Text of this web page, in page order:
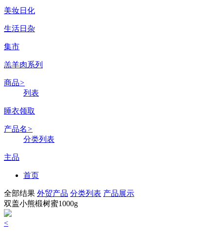
美妆日化
生活日杂
集市
羔羊肉系列
商品>
列表
睡衣领取
产品名>
分类列表
主品
首页
全部结果 外贸产品 分类列表 产品展示
双盖小熊椴树蜜1000g
<